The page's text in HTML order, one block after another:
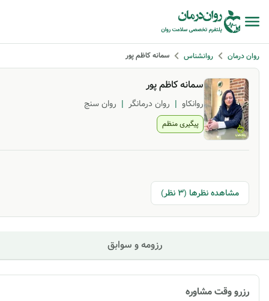
روان درمان روانشناس سمانه کاظم پور
سمانه کاظم پور
روانکاو | روان درمانگر | روان سنج
پیگیری منظم
مشاهده نظرها (3 نظر)
رزومه و سوابق
رزرو وقت مشاوره